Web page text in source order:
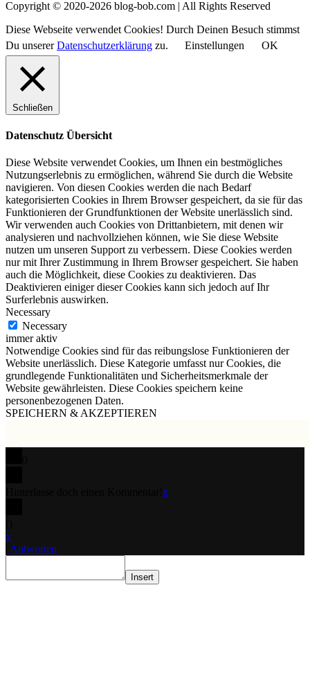
Copyright © 2020-2026 blog-bob.com | All Rights Reserved
Diese Webseite verwendet Cookies! Durch Deinen Besuch stimmst
Du unsererDatenschutzerklärung zu. Einstellungen OK
Schließen
Datenschutz Übersicht
Diese Website verwendet Cookies, um Ihnen ein bestmögliches
Nutzungserlebnis zu ermöglichen, während Sie durch die Website
navigieren. Von diesen Cookies werden die nach Bedarf
kategorisierten Cookies in Ihrem Browser gespeichert, da sie für das
Funktionieren der Grundfunktionen der Website unerlässlich sind.
Wir verwenden auch Cookies von Drittanbietern, mit denen wir
analysieren und nachvollziehen können, wie Sie diese Website
nutzen um unseren Support zu verbessern. Diese Cookies werden
nur mit Ihrer Zustimmung in Ihrem Browser gespeichert. Sie haben
auch die Möglichkeit, diese Cookies zu deaktivieren. Das
Deaktivieren einiger dieser Cookies kann sich jedoch auf Ihr
Surferlebnis auswirken.
Necessary
Necessary
immer aktiv
Notwendige Cookies sind für das reibungslose Funktionieren der
Website unerlässlich. Diese Kategorie umfasst nur Cookies, die
grundlegende Funktionalitäten und Sicherheitsmerkmale der
Website gewährleisten. Diese Cookies speichern keine
personenbezogenen Daten.
SPEICHERN & AKZEPTIEREN
x
x
Antworten
Insert